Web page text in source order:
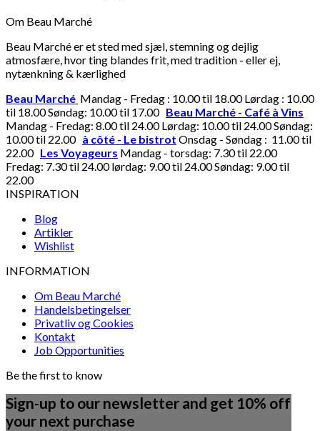
Om Beau Marché
Beau Marché er et sted med sjæl, stemning og dejlig
atmosfære, hvor ting blandes frit, med tradition - eller ej,
nytænkning & kærlighed
Beau Marché Mandag - Fredag : 10.00 til 18.00 Lørdag : 10.00
til 18.00 Søndag: 10.00 til 17.00 Beau Marché - Café à Vins
Mandag - Fredag: 8.00 til 24.00 Lørdag: 10.00 til 24.00 Søndag:
10.00 til 22.00 à côté - Le bistrot Onsdag - Søndag : 11.00 til
22.00 Les Voyageurs Mandag - torsdag: 7.30 til 22.00
Fredag: 7.30 til 24.00 lørdag: 9.00 til 24.00 Søndag: 9.00 til
22.00
INSPIRATION
Blog
Artikler
Wishlist
INFORMATION
Om Beau Marché
Handelsbetingelser
Privatliv og Cookies
Kontakt
Job Opportunities
Be the first to know
Sign-up to our newsletter and get 10% off
your next purchase